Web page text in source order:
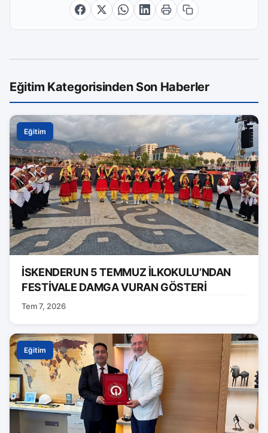
Eğitim Kategorisinden Son Haberler
Eğitim
İSKENDERUN 5 TEMMUZ İLKOKULU’NDAN
FESTİVALE DAMGA VURAN GÖSTERİ
Tem 7, 2026
Eğitim